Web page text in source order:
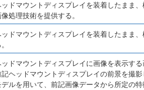
ッドマウントディスプレイを装着したまま
処理技術を提供する。
ッドマウントディスプレイを装着したまま
ッドマウントディスプレイに画像を表示する
記ヘッドマウントディスプレイの前景を撮
デルを用いて、前記画像データから所定の